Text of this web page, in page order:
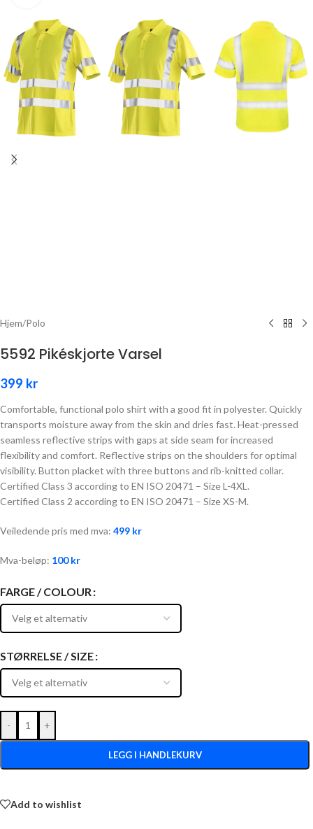
Hjem/Polo
5592 Pikéskjorte Varsel
399 kr
Comfortable, functional polo shirt with a good fit in polyester. Quickly
transports moisture away from the skin and dries fast. Heat-pressed
seamless reflective strips with gaps at side seam for increased
flexibility and comfort. Reflective strips on the shoulders for optimal
visibility. Button placket with three buttons and rib-knitted collar.
Certified Class 3 according to EN ISO 20471 – Size L-4XL.
Certified Class 2 according to EN ISO 20471 – Size XS-M.
Veiledende pris med mva: 499 kr
Mva-beløp: 100kr
FARGE / COLOUR
STØRRELSE / SIZE
- +
LEGG I HANDLEKURV
Add to wishlist